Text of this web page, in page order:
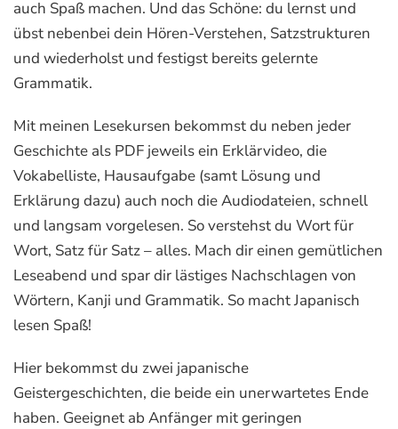
auch Spaß machen. Und das Schöne: du lernst und
übst nebenbei dein Hören-Verstehen, Satzstrukturen
und wiederholst und festigst bereits gelernte
Grammatik.
Mit meinen Lesekursen bekommst du neben jeder
Geschichte als PDF jeweils ein Erklärvideo, die
Vokabelliste, Hausaufgabe (samt Lösung und
Erklärung dazu) auch noch die Audiodateien, schnell
und langsam vorgelesen. So verstehst du Wort für
Wort, Satz für Satz – alles. Mach dir einen gemütlichen
Leseabend und spar dir lästiges Nachschlagen von
Wörtern, Kanji und Grammatik. So macht Japanisch
lesen Spaß!
Hier bekommst du zwei japanische
Geistergeschichten, die beide ein unerwartetes Ende
haben. Geeignet ab Anfänger mit geringen